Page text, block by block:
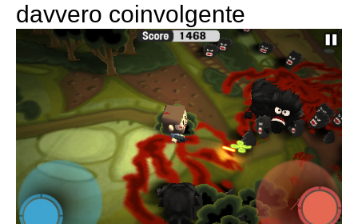
davvero coinvolgente